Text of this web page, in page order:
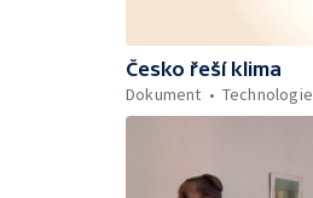
Česko řeší klima
Dokument
Technologie